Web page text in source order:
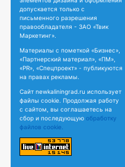
допускается только с
письменного разрешения
правообладателя - ЗАО «Твик
Маркетинг».
Материалы с пометкой «Бизнес»,
«Партнерский материал», «ПМ»,
«PR», «Спецпроект» - публикуются
на правах рекламы.
Сайт newkaliningrad.ru использует
файлы cookie. Продолжая работу
с сайтом, вы соглашаетесь на
сбор и последующую обработку
файлов cookie.